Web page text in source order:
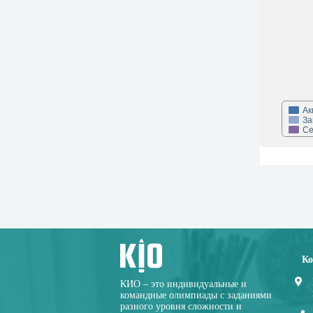
КИО – это индивидуальные и
командные олимпиады с заданиями
разного уровня сложности и